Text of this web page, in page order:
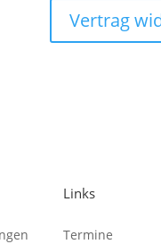
Vertrag
Links
Termine